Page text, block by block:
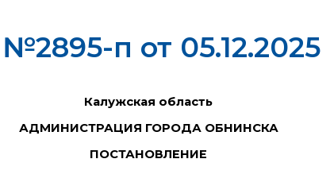
п от 05.12.2025
Калужская область
АДМИНИСТРАЦИЯ ГОРОДА ОБНИНСКА
ПОСТАНОВЛЕНИЕ